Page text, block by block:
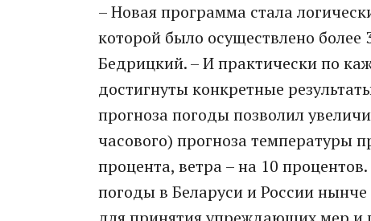
– Новая программа стала
которой было осуществлено
Бедрицкий. – И практически по
достигнуты конкретные
прогноза погоды позволил
часового) прогноза температуры
процента, ветра – на 10
погоды в Беларуси и России